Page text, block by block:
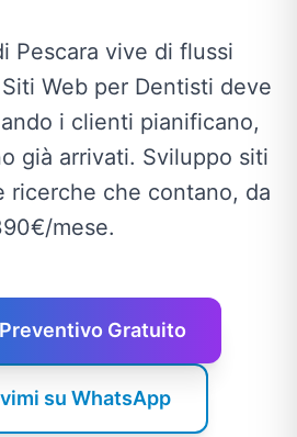
Pescara vive di flussi
Web per Dentisti deve
i clienti pianificano,
già arrivati. Sviluppo siti
ricerche che contano, da
mese.
Gratuito
su WhatsApp